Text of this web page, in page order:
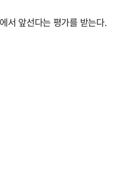
서 앞선다는 평가를 받는다.